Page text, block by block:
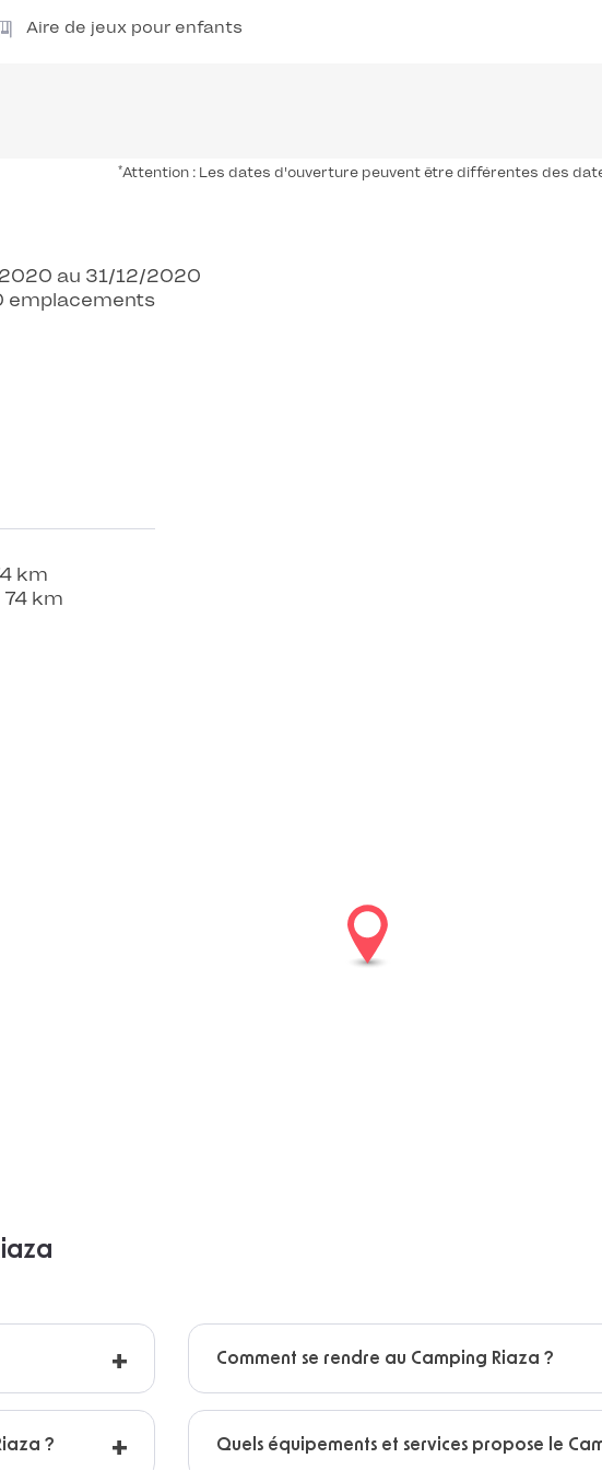
Aire de jeux pour enfants
*Attention : Les dates d'ouverture peuvent être différentes des
au 31/12/2020
emplacements
km
74 km
?
Comment se rendre au Camping Riaza ?
Quels équipements et services propose le